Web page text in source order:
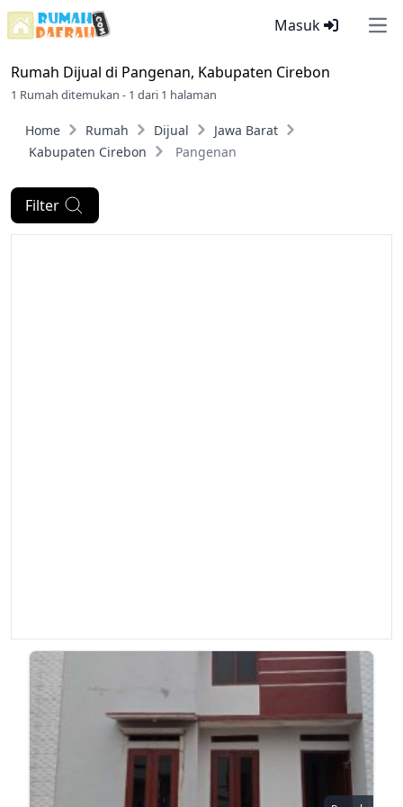
Masuk
Rumah Dijual di Pangenan, Kabupaten Cirebon
1 Rumah ditemukan - 1 dari 1 halaman
Home Rumah Dijual
Jawa Barat
Kabupaten Cirebon
Pangenan
Filter